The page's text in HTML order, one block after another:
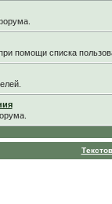
помощи списка